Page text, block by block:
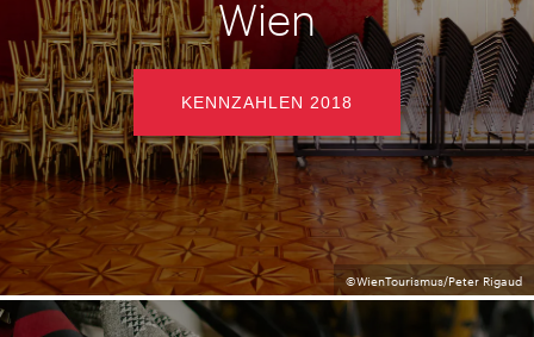
©WienTourismus/Peter Rigaud
Wien
KENNZAHLEN 2018